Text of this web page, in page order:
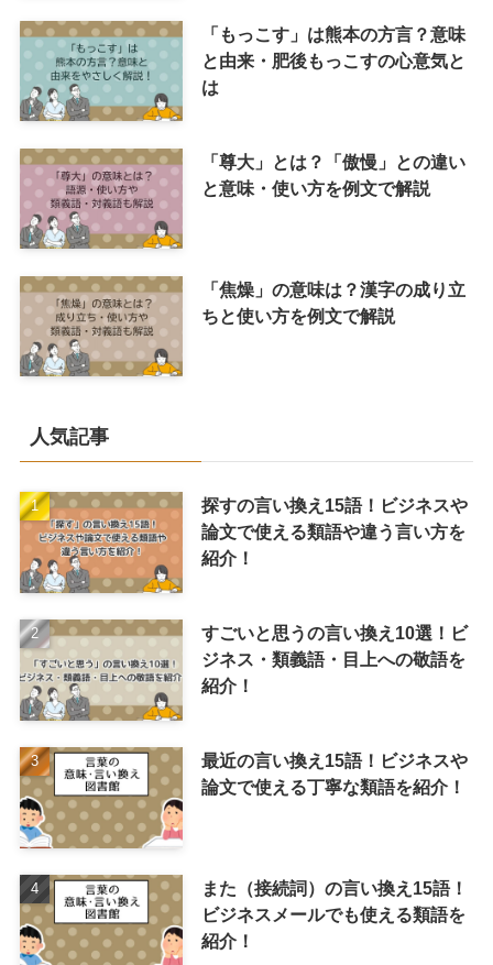
「もっこす」は熊本の方言？意味
と由来・肥後もっこすの心意気と
は
「尊大」とは？「傲慢」との違い
と意味・使い方を例文で解説
「焦燥」の意味は？漢字の成り立
ちと使い方を例文で解説
人気記事
探すの言い換え15語！ビジネスや
論文で使える類語や違う言い方を
紹介！
すごいと思うの言い換え10選！ビ
ジネス・類義語・目上への敬語を
紹介！
最近の言い換え15語！ビジネスや
論文で使える丁寧な類語を紹介！
また（接続詞）の言い換え15語！
ビジネスメールでも使える類語を
紹介！